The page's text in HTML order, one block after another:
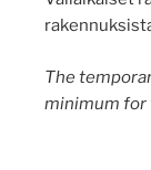
The
minimum for